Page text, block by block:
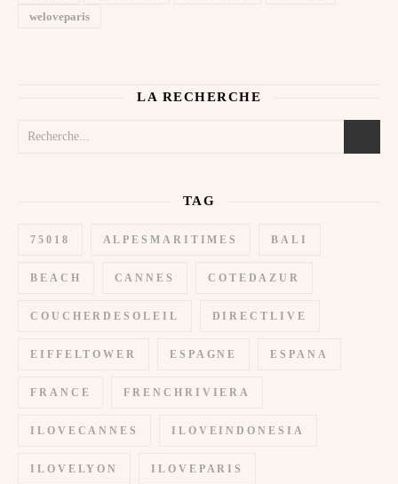
weloveparis
LA RECHERCHE
TAG
75018 ALPESMARITIMES BALI
BEACH CANNES COTEDAZUR
COUCHERDESOLEIL DIRECTLIVE
EIFFELTOWER ESPAGNE ESPANA
FRANCE FRENCHRIVIERA
ILOVECANNES ILOVEINDONESIA
ILOVELYON ILOVEPARIS